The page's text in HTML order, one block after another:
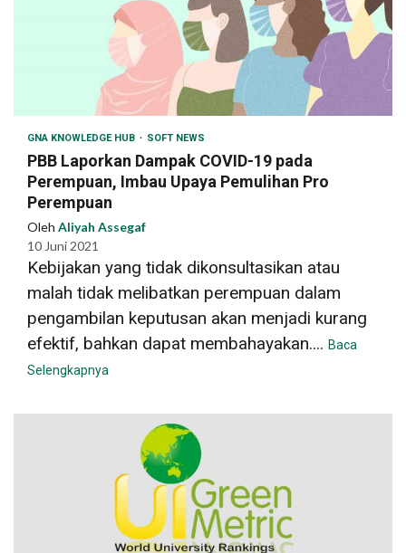
GNA KNOWLEDGE HUB SOFT NEWS
PBB Laporkan Dampak COVID-19 pada
Perempuan, Imbau Upaya Pemulihan Pro
Perempuan
Oleh Aliyah Assegaf
10 Juni 2021
Kebijakan yang tidak dikonsultasikan atau
malah tidak melibatkan perempuan dalam
pengambilan keputusan akan menjadi kurang
efektif, bahkan dapat membahayakan.... Baca
Selengkapnya